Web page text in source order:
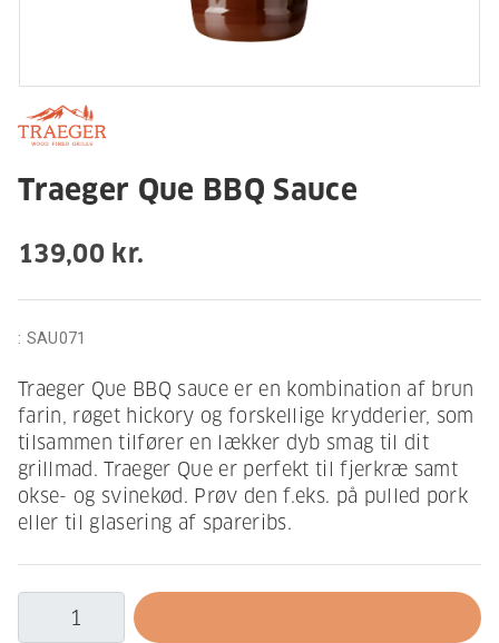
Traeger Que BBQ Sauce
139,00 kr.
: SAU071
Traeger Que BBQ sauce er en kombination af brun
farin, røget hickory og forskellige krydderier, som
tilsammen tilfører en lækker dyb smag til dit
grillmad. Traeger Que er perfekt til fjerkræ samt
okse- og svinekød. Prøv den f.eks. på pulled pork
eller til glasering af spareribs.